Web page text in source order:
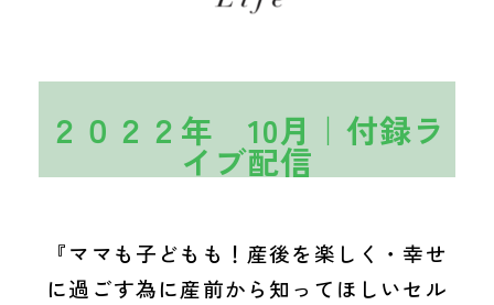
２０２２年 10月｜付録ラ
イブ配信
『ママも子どもも！産後を楽しく・幸せ
に過ごす為に産前から知ってほしいセル